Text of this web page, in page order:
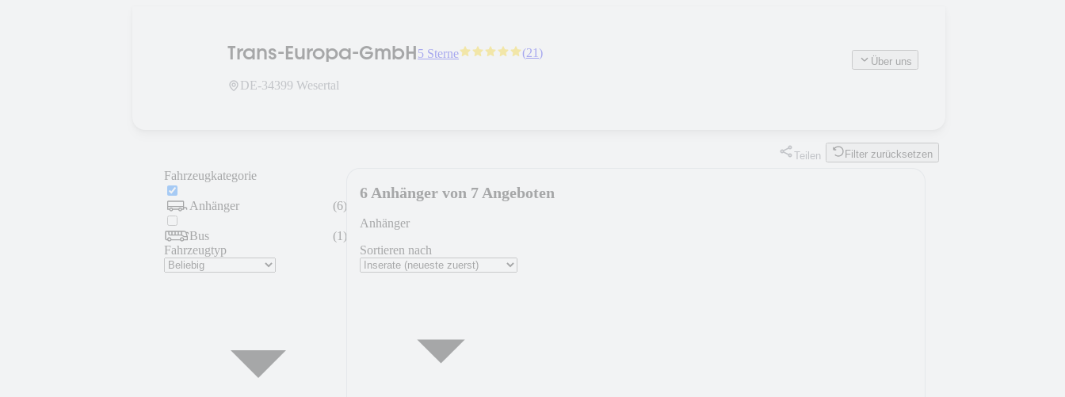
Trans-Europa-GmbH5 Sterne (21)
DE-34399 Wesertal
Über uns
Teilen Filter zurücksetzen
Fahrzeugkategorie
Anhänger (6)
Bus (1)
Fahrzeugtyp
6 Anhänger von 7 Angeboten
Anhänger
Sortieren nach